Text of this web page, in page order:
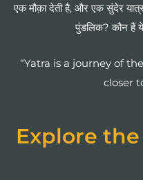
एक मौक़ा देती है, और एक सुंदेर
पुंडलिक? कौन हैं
“Yatra is a journey of
closer
Explore